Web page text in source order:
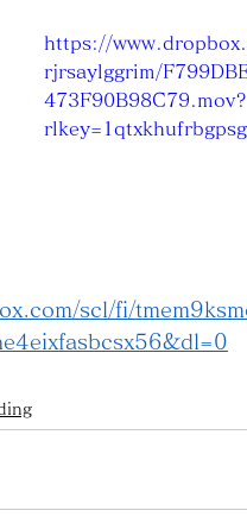
https://
rjrsaylggrim/
473F90B98C79.mov?
scl/fi/